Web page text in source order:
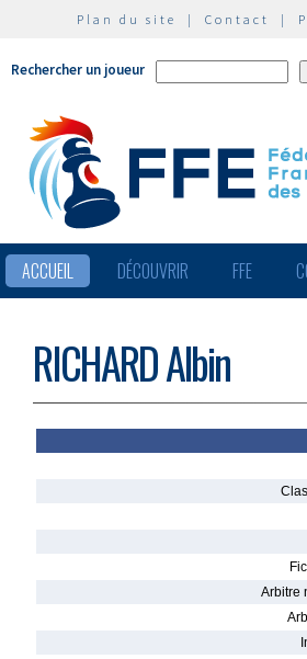
Plan du site | Contact |
Rechercher un joueur
ACCUEIL DÉCOUVRIR FFE
RICHARD Albin
Arbitre